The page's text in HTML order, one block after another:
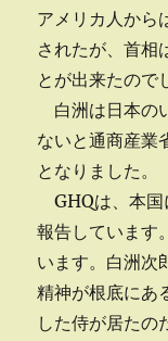
アメリカ人から
されたが、首相
とが出来たので
白洲は日本の
ないと通商産業
となりました。
GHQは、本国
報告しています
います。白洲次
精神が根底にあ
した侍が居たの